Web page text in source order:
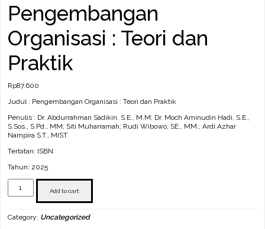
Pengembangan
Organisasi : Teori dan
Praktik
Rp87.600
Judul : Pengembangan Organisasi : Teori dan Praktik
Penulis : Dr. Abdurrahman Sadikin, S.E., M.M; Dr. Moch Aminudin Hadi, S.E.,
S.Sos., S.Pd., MM; Siti Muharramah; Rudi Wibowo, SE., MM.; Ardi Azhar
Nampira S.T., MIST
Terbitan: ISBN
Tahun: 2025
Pengembangan
Organisasi
dan
Add to cart
Category: Uncategorized